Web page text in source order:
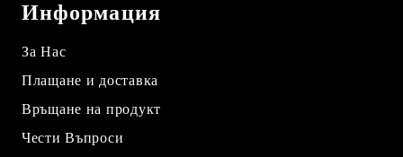
Информация
За Нас
Плащане и доставка
Връщане на продукт
Чести Въпроси